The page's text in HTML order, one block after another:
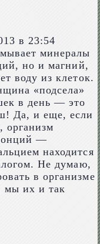
в 23:54
минералы
но и магний,
воду из клеток.
«подсела»
в день — это
Да, и еще, если
организм
—
находится
Не думаю,
в организме
мы их и так